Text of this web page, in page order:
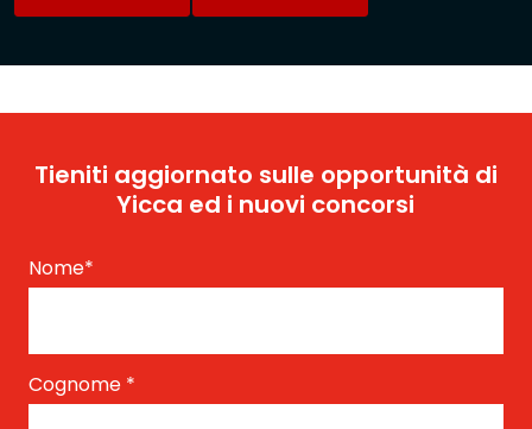
Tieniti aggiornato sulle opportunità di
Yicca ed i nuovi concorsi
Nome*
Cognome *